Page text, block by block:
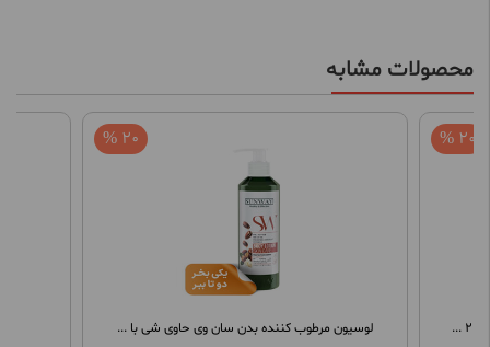
محصولات مشابه
لوسیون مرطوب کننده بدن سان وی حاوی شی با ...
20 % 20 %